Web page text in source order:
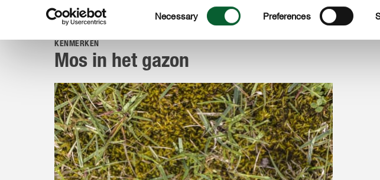
Selection
Necessary Preferences
COMPOAdvies Mos in het gazon
KENMERKEN
Mos in het gazon